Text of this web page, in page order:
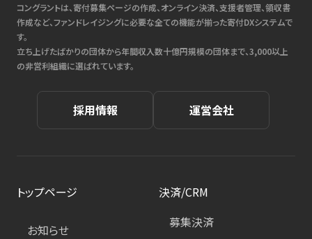
コングラントは、寄付募集ページの作成、オンライン決済、支援者管理、領収書
作成など、ファンドレイジングに必要な全ての機能が揃った寄付DXシステムで
す。
立ち上げたばかりの団体から年間収入数十億円規模の団体まで、3,000以上
の非営利組織に選ばれています。
採用情報 運営会社
トップページ
お知らせ
決済/CRM
募集決済